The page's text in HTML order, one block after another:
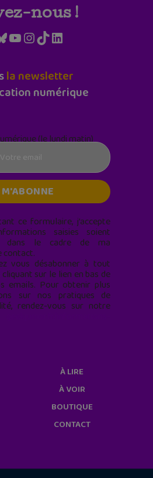
nous !
YouTube
Instagram
TikTokLinkedIn
la newsletter
numérique
(le lundi matin)
ce formulaire, j’accepte
saisies soient
dans le cadre de ma
contact.
vous désabonner à tout
sur le lien en bas de
emails. Pour obtenir plus
sur nos pratiques de
rendez-vous sur notre
À LIRE
À VOIR
BOUTIQUE
CONTACT